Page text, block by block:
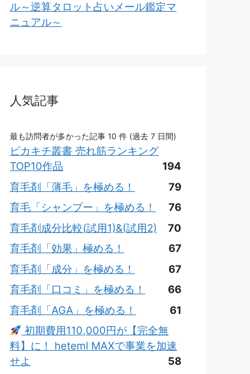
ル～逆算タロット占いメール鑑定マ
ニュアル～
人気記事
最も訪問者が多かった記事 10 件 (過去 7 日間)
ピカキチ叢書 売れ筋ランキング
TOP10作品
194
育毛剤「薄毛」を極める！
79
育毛「シャンプー」を極める！
76
育毛剤成分比較(試用1)&(試用2)
70
育毛剤「効果」極める！
67
育毛剤「成分」を極める！
67
育毛剤「口コミ」を極める！
66
育毛剤「AGA」を極める！
61
初期費用110,000円が【完全無
料】に！ heteml MAXで事業を加速
せよ
58